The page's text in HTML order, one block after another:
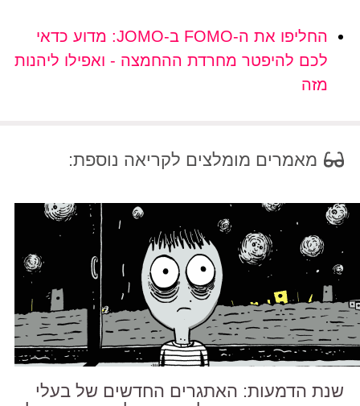
החליפו את ה-FOMO ב-JOMO: מדוע כדאי
לכם להיפטר מחרדת ההחמצה - ואפילו ליהנות
מזה
מאמרים מומלצים לקריאה נוספת:
שנת הדמעות: האתגרים החדשים של בעלי